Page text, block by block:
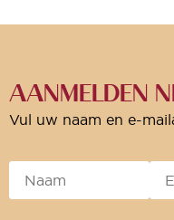
AANMELDEN
Vul uw naam en e-